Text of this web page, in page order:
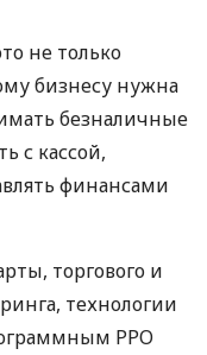
не только
бизнесу нужна
безналичные
с кассой,
финансами
торгового и
технологии
РРО